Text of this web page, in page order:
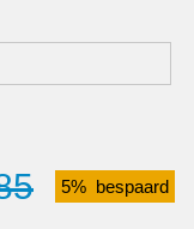
5% bespaard